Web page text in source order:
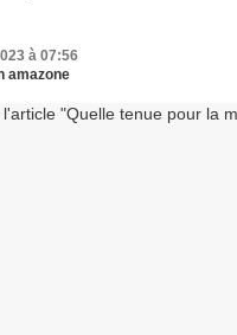
à 07:56
amazone